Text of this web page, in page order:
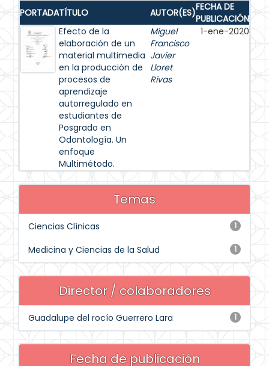
PORTADATÍTULO AUTOR(ES)FECHA DE
PUBLICACIÓN
Efecto de la
elaboración de un
material multimedia
en la producción de
procesos de
aprendizaje
autorregulado en
estudiantes de
Posgrado en
Odontología. Un
enfoque
Multimétodo.
Miguel
Francisco
Javier
Lloret
Rivas
1-ene-2020
Temas
1
Ciencias Clínicas
1
Medicina y Ciencias de la Salud
Director / colaboradores
1
Guadalupe del rocío Guerrero Lara
Fecha de publicación